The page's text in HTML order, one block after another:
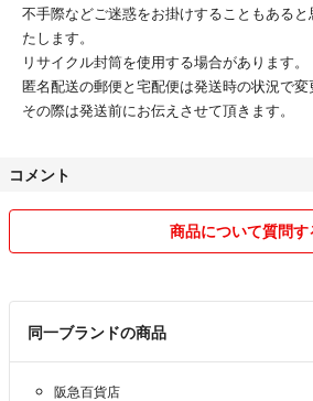
不手際などご迷惑をお掛けすることもある
たします。
リサイクル封筒を使用する場合があります。
匿名配送の郵便と宅配便は発送時の状況で変
その際は発送前にお伝えさせて頂きます。
コメント
商品について質問す
同一ブランドの商品
阪急百貨店